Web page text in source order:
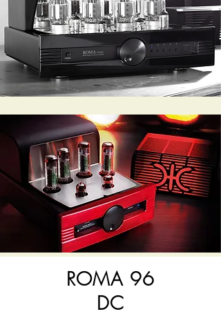
ROMA 96
DC